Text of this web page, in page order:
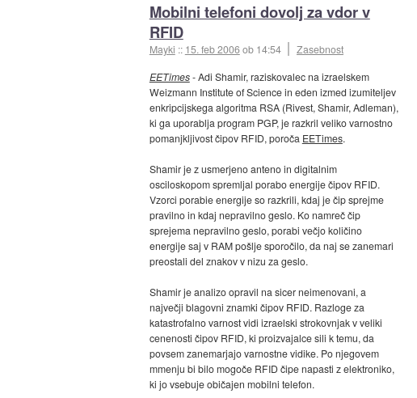
Mobilni telefoni dovolj za vdor v
RFID
Mayki :: 15. feb 2006ob 14:54
Zasebnost
EETimes- Adi Shamir, raziskovalec na izraelskem
Weizmann Institute of Science in eden izmed izumiteljev
enkripcijskega algoritma RSA (Rivest, Shamir, Adleman),
ki ga uporablja program PGP, je razkril veliko varnostno
pomanjkljivost čipov RFID, poroča EETimes.
Shamir je z usmerjeno anteno in digitalnim
osciloskopom spremljal porabo energije čipov RFID.
Vzorci porabie energije so razkrili, kdaj je čip sprejme
pravilno in kdaj nepravilno geslo. Ko namreč čip
sprejema nepravilno geslo, porabi večjo količino
energije saj v RAM pošlje sporočilo, da naj se zanemari
preostali del znakov v nizu za geslo.
Shamir je analizo opravil na sicer neimenovani, a
največji blagovni znamki čipov RFID. Razloge za
katastrofalno varnost vidi izraelski strokovnjak v veliki
cenenosti čipov RFID, ki proizvajalce sili k temu, da
povsem zanemarjajo varnostne vidike. Po njegovem
mmenju bi bilo mogoče RFID čipe napasti z elektroniko,
ki jo vsebuje običajen mobilni telefon.